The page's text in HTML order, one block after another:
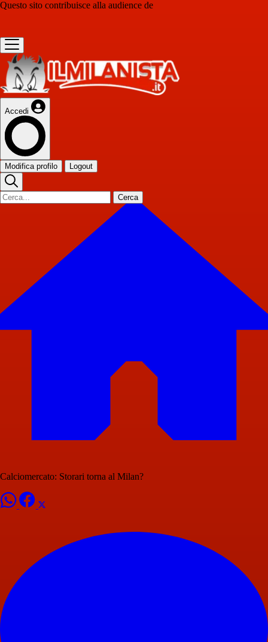
Questo sito contribuisce alla audience de
Accedi
Modifica profilo Logout
Cerca
Calciomercato: Storari torna al Milan?